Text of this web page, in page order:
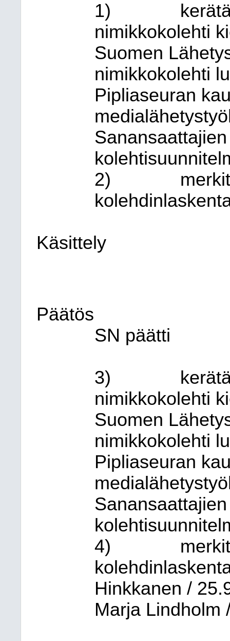
1)
nimikkokolehti
Suomen
nimikkokolehti
Pipliaseuran
2)
Käsittely
Päätös
SN päätti
3)
nimikkokolehti
Suomen
nimikkokolehti
Pipliaseuran
4)
Hinkkanen /
Marja Lindholm